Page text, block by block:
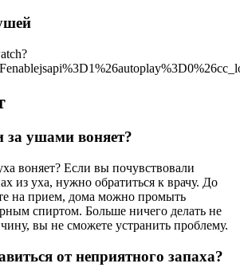
за ушами воняет?
воняет? Если вы почувствовали
из уха, нужно обратиться к врачу. До
на прием, дома можно промыть
спиртом. Больше ничего делать не
вы не сможете устранить проблему.
от неприятного запаха?